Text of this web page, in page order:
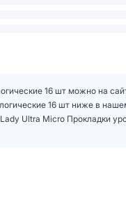
16 шт можно на
16 шт ниже в
Ultra Micro Прокладки